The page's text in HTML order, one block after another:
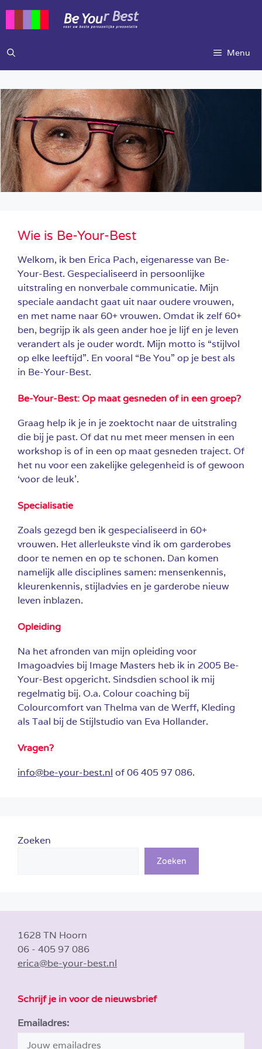
inhoud
Menu
Wie is Be-Your-Best
Welkom, ik ben Erica Pach, eigenaresse van Be-
Your-Best. Gespecialiseerd in persoonlijke
uitstraling en nonverbale communicatie. Mijn
speciale aandacht gaat uit naar oudere vrouwen,
en met name naar 60+ vrouwen. Omdat ik zelf 60+
ben, begrijp ik als geen ander hoe je lijf en je leven
verandert als je ouder wordt. Mijn motto is “stijlvol
op elke leeftijd”. En vooral “Be You” op je best als
in Be-Your-Best.
Be-Your-Best: Op maat gesneden of in een groep?
Graag help ik je in je zoektocht naar de uitstraling
die bij je past. Of dat nu met meer mensen in een
workshop is of in een op maat gesneden traject. Of
het nu voor een zakelijke gelegenheid is of gewoon
‘voor de leuk’.
Specialisatie
Zoals gezegd ben ik gespecialiseerd in 60+
vrouwen. Het allerleukste vind ik om garderobes
door te nemen en op te schonen. Dan komen
namelijk alle disciplines samen: mensenkennis,
kleurenkennis, stijladvies en je garderobe nieuw
leven inblazen.
Opleiding
Na het afronden van mijn opleiding voor
Imagoadvies bij Image Masters heb ik in 2005 Be-
Your-Best opgericht. Sindsdien school ik mij
regelmatig bij. O.a. Colour coaching bij
Colourcomfort van Thelma van de Werff, Kleding
als Taal bij de Stijlstudio van Eva Hollander.
Vragen?
info@be-your-best.nl of 06 405 97 086.
Zoeken
Zoeken
1628 TN Hoorn
06 - 405 97 086
erica@be-your-best.nl
Schrijf je in voor de nieuwsbrief
Emailadres: